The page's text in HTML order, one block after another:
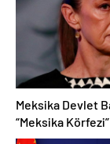
Meksika Devlet
“Meksika